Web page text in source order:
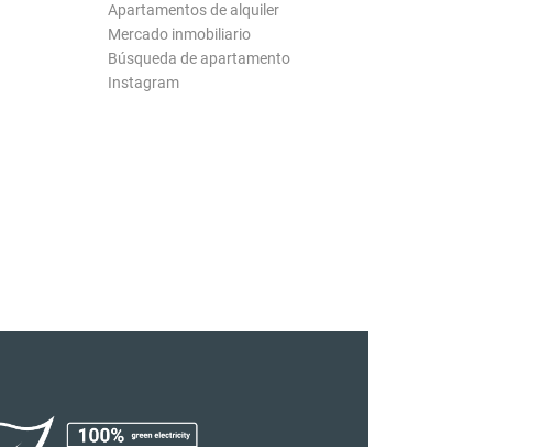
Apartamentos de alquiler
Mercado inmobiliario
Búsqueda de apartamento
Instagram